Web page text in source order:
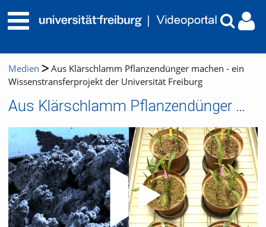
Medien
Aus Klärschlamm Pflanzendünger machen - ein
Wissenstransferprojekt der Universität Freiburg
Aus Klärschlamm Pflanzendünger machen - ein Wissenstransferprojekt der Universität Freiburg